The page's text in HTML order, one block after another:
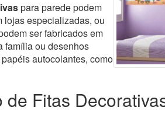
para parede podem
lojas especializadas, ou
ser fabricados em
família ou desenhos
autocolantes, como
de Fitas